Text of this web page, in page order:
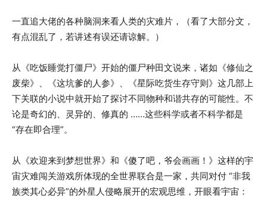
一直追大佬的各种脑洞来看人类的灾难片，（看了大部分文，
有点混乱了，若讲述有误还请谅解。）
从《吃饭睡觉打僵尸》开始的僵尸种田文说来，诸如《修仙之
废柴》、《这坑爹的人参》、《星际吃货生存守则》这几部上
下关联的小说中就开始了探讨不同物种和谐共存的可能性。不
论是奇幻的、灵异的、修真的 ……这些科学或者不科学都是
“存在即合理”。
从《欢迎来到梦想世界》和《傻了吧，爷会画画！》这样的宇
宙灾难闯关游戏所体现的全世界联合是一家，共同对付 “非我
族类其心必异”的外星人侵略展开的宏观思维，开眼看宇宙：